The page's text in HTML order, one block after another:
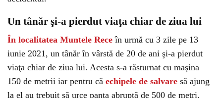
Un tânăr şi-a pierdut viaţa chiar de ziua lui
În localitatea Muntele Rece în urmă cu 3 zile pe 13
iunie 2021, un tânăr în vârstă de 20 de ani şi-a pierdut
viaţa chiar de ziua lui. Acesta s-a răsturnat cu maşina
150 de metrii iar pentru că echipele de salvare să ajung
la el au trebuit să urce panta abruptă de 500 de metri.